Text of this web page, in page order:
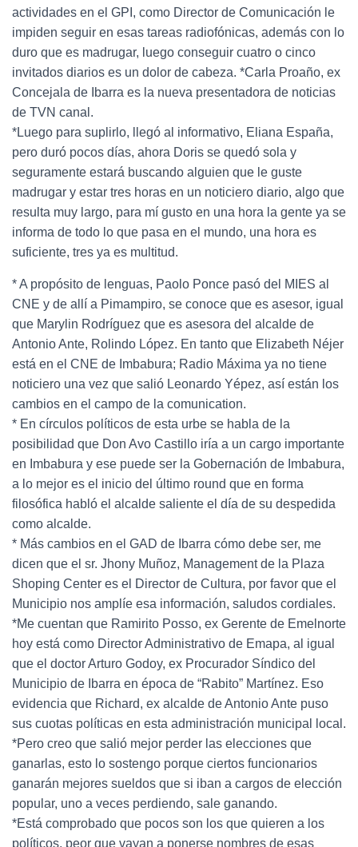
actividades en el GPI, como Director de Comunicación le
impiden seguir en esas tareas radiofónicas, además con lo
duro que es madrugar, luego conseguir cuatro o cinco
invitados diarios es un dolor de cabeza. *Carla Proaño, ex
Concejala de Ibarra es la nueva presentadora de noticias
de TVN canal.
*Luego para suplirlo, llegó al informativo, Eliana España,
pero duró pocos días, ahora Doris se quedó sola y
seguramente estará buscando alguien que le guste
madrugar y estar tres horas en un noticiero diario, algo que
resulta muy largo, para mí gusto en una hora la gente ya se
informa de todo lo que pasa en el mundo, una hora es
suficiente, tres ya es multitud.
* A propósito de lenguas, Paolo Ponce pasó del MIES al
CNE y de allí a Pimampiro, se conoce que es asesor, igual
que Marylin Rodríguez que es asesora del alcalde de
Antonio Ante, Rolindo López. En tanto que Elizabeth Néjer
está en el CNE de Imbabura; Radio Máxima ya no tiene
noticiero una vez que salió Leonardo Yépez, así están los
cambios en el campo de la comunication.
* En círculos políticos de esta urbe se habla de la
posibilidad que Don Avo Castillo iría a un cargo importante
en Imbabura y ese puede ser la Gobernación de Imbabura,
a lo mejor es el inicio del último round que en forma
filosófica habló el alcalde saliente el día de su despedida
como alcalde.
* Más cambios en el GAD de Ibarra cómo debe ser, me
dicen que el sr. Jhony Muñoz, Management de la Plaza
Shoping Center es el Director de Cultura, por favor que el
Municipio nos amplíe esa información, saludos cordiales.
*Me cuentan que Ramirito Posso, ex Gerente de Emelnorte
hoy está como Director Administrativo de Emapa, al igual
que el doctor Arturo Godoy, ex Procurador Síndico del
Municipio de Ibarra en época de “Rabito” Martínez. Eso
evidencia que Richard, ex alcalde de Antonio Ante puso
sus cuotas políticas en esta administración municipal local.
*Pero creo que salió mejor perder las elecciones que
ganarlas, esto lo sostengo porque ciertos funcionarios
ganarán mejores sueldos que si iban a cargos de elección
popular, uno a veces perdiendo, sale ganando.
*Está comprobado que pocos son los que quieren a los
políticos, peor que vayan a ponerse nombres de esas